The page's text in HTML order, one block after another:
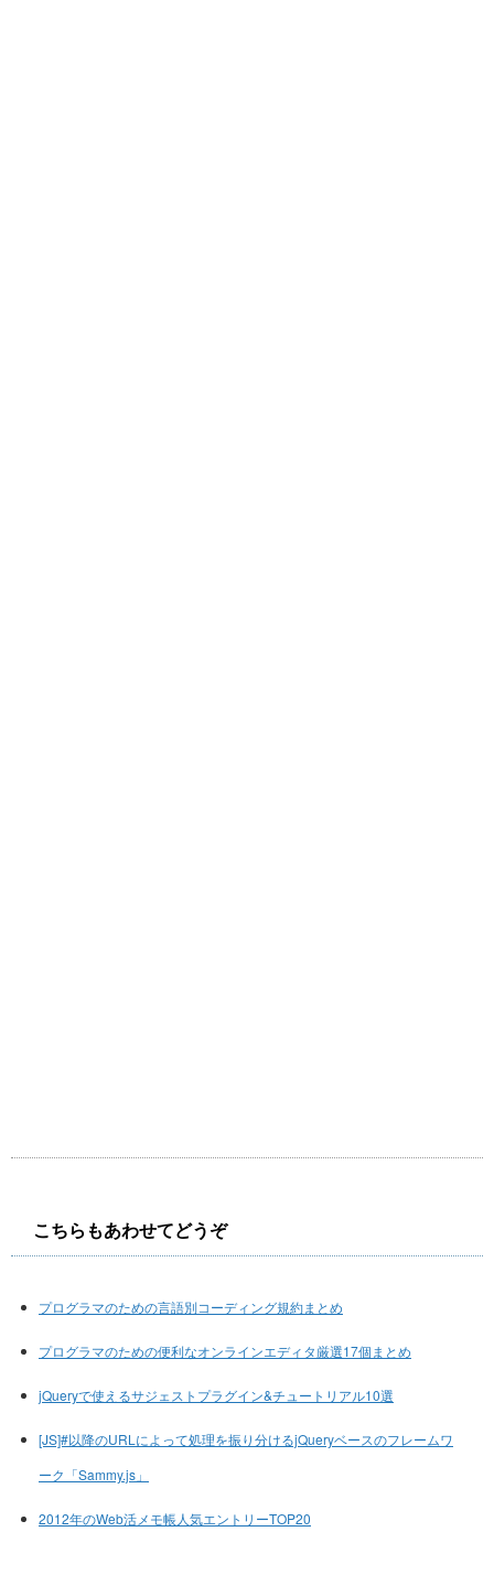
こちらもあわせてどうぞ
プログラマのための言語別コーディング規約まとめ
プログラマのための便利なオンラインエディタ厳選17個まとめ
jQueryで使えるサジェストプラグイン&チュートリアル10選
[JS]#以降のURLによって処理を振り分けるjQueryベースのフレームワ
ーク「Sammy.js」
2012年のWeb活メモ帳人気エントリーTOP20